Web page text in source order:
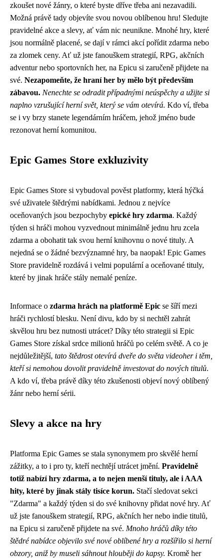
zkoušet nové žánry, o které byste dříve třeba ani nezavadili.
Možná právě tady objevíte svou novou oblíbenou hru! Sledujte
pravidelné akce a slevy, ať vám nic neunikne. Mnohé hry, které
jsou normálně placené, se dají v rámci akcí pořídit zdarma nebo
za zlomek ceny. Ať už jste fanouškem strategií, RPG, akčních
adventur nebo sportovních her, na Epicu si zaručeně přijdete na
své. Nezapomeňte, že hraní her by mělo být především
zábavou. Nenechte se odradit případnými neúspěchy a užijte si
naplno vzrušující herní svět, který se vám otevírá. Kdo ví, třeba
se i vy brzy stanete legendárním hráčem, jehož jméno bude
rezonovat herní komunitou.
Epic Games Store exkluzivity
Epic Games Store si vybudoval pověst platformy, která hýčká
své uživatele štědrými nabídkami. Jednou z nejvíce
oceňovaných jsou bezpochyby epické hry zdarma. Každý
týden si hráči mohou vyzvednout minimálně jednu hru zcela
zdarma a obohatit tak svou herní knihovnu o nové tituly. A
nejedná se o žádné bezvýznamné hry, ba naopak! Epic Games
Store pravidelně rozdává i velmi populární a oceňované tituly,
které by jinak hráče stály nemalé peníze.
Informace o zdarma hrách na platformě Epic se šíří mezi
hráči rychlostí blesku. Není divu, kdo by si nechtěl zahrát
skvělou hru bez nutnosti utrácet? Díky této strategii si Epic
Games Store získal srdce milionů hráčů po celém světě. A co je
nejdůležitější, tato štědrost otevírá dveře do světa videoher i těm,
kteří si nemohou dovolit pravidelně investovat do nových titulů.
A kdo ví, třeba právě díky této zkušenosti objeví nový oblíbený
žánr nebo herní sérii.
Slevy a akce na hry
Platforma Epic Games se stala synonymem pro skvělé herní
zážitky, a to i pro ty, kteří nechtějí utrácet jmění. Pravidelně
totiž nabízí hry zdarma, a to nejen menší tituly, ale i AAA
hity, které by jinak stály tisíce korun. Stačí sledovat sekci
"Zdarma" a každý týden si do své knihovny přidat nové hry. Ať
už jste fanouškem strategií, RPG, akčních her nebo indie titulů,
na Epicu si zaručeně přijdete na své. Mnoho hráčů díky této
štědré nabídce objevilo své nové oblíbené hry a rozšířilo si herní
obzory, aniž by museli sáhnout hlouběji do kapsy. Kromě her